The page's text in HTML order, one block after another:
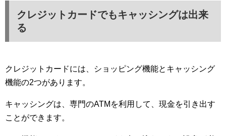
クレジットカードでもキャッシングは出来
る
クレジットカードには、ショッピング機能とキャッシング
機能の2つがあります。
キャッシングは、専門のATMを利用して、現金を引き出す
ことができます。